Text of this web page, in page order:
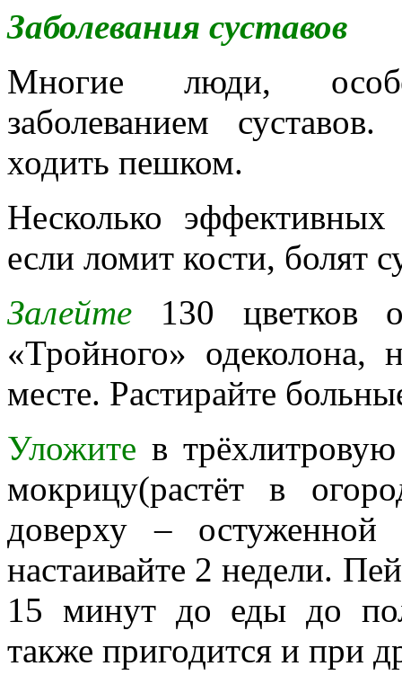
Заболевания суставов
Многие люди,
заболеванием
ходить пешком.
Несколько
если ломит кости, болят
Залейте 130 цветков
«Тройного» одеколона,
месте. Растирайте
Уложите в
мокрицу(растёт в
доверху –
настаивайте 2 недели.
15 минут до еды до
также пригодится и при